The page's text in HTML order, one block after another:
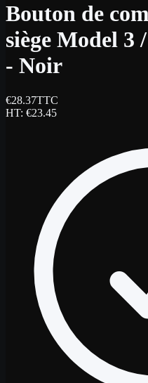
Bouton de
siège Model 3
- Noir
€28.37TTC
HT: €23.45